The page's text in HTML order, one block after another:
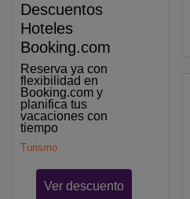
Descuentos
Hoteles
Booking.com
Reserva ya con
flexibilidad en
Booking.com y
planifica tus
vacaciones con
tiempo
Turismo
Ver descuento